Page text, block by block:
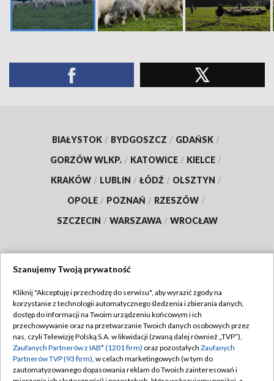
BIAŁYSTOK / BYDGOSZCZ / GDAŃSK /
GORZÓW WLKP. / KATOWICE / KIELCE /
KRAKÓW / LUBLIN / ŁÓDŹ / OLSZTYN /
OPOLE / POZNAŃ / RZESZÓW /
SZCZECIN / WARSZAWA / WROCŁAW
TVP
Abonament TVP
Emisja w TVP
Centrum informacji TVP
Regulamin TVP
Polityka prywatności
Moje zgody
Szanujemy Twoją prywatność
Kliknij "Akceptuję i przechodzę do serwisu", aby wyrazić zgody na
korzystanie z technologii automatycznego śledzenia i zbierania danych,
dostęp do informacji na Twoim urządzeniu końcowym i ich
przechowywanie oraz na przetwarzanie Twoich danych osobowych przez
nas, czyli Telewizję Polską S.A. w likwidacji (zwaną dalej również „TVP”),
Zaufanych Partnerów z IAB* (1201 firm) oraz pozostałych Zaufanych
Partnerów TVP (93 firm), w celach marketingowych (w tym do
zautomatyzowanego dopasowania reklam do Twoich zainteresowań i